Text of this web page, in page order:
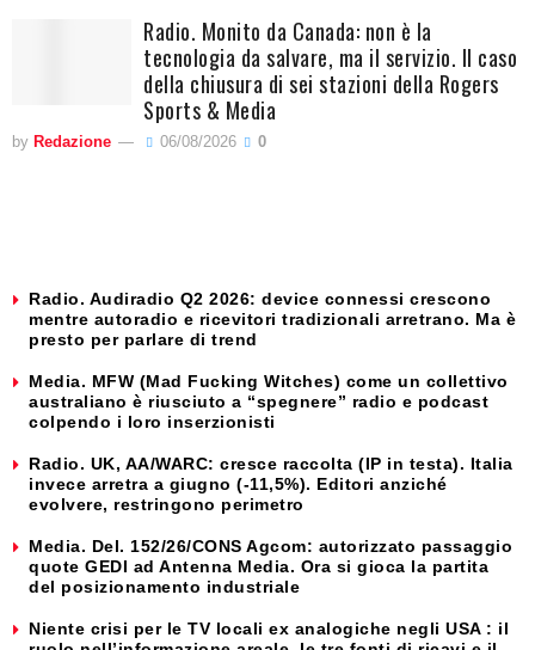
Radio. Monito da Canada: non è la
tecnologia da salvare, ma il servizio. Il caso
della chiusura di sei stazioni della Rogers
Sports & Media
by Redazione 06/08/2026 0
Radio. Audiradio Q2 2026: device connessi crescono
mentre autoradio e ricevitori tradizionali arretrano. Ma è
presto per parlare di trend
Media. MFW (Mad Fucking Witches) come un collettivo
australiano è riusciuto a “spegnere” radio e podcast
colpendo i loro inserzionisti
Radio. UK, AA/WARC: cresce raccolta (IP in testa). Italia
invece arretra a giugno (-11,5%). Editori anziché
evolvere, restringono perimetro
Media. Del. 152/26/CONS Agcom: autorizzato passaggio
quote GEDI ad Antenna Media. Ora si gioca la partita
del posizionamento industriale
Niente crisi per le TV locali ex analogiche negli USA : il